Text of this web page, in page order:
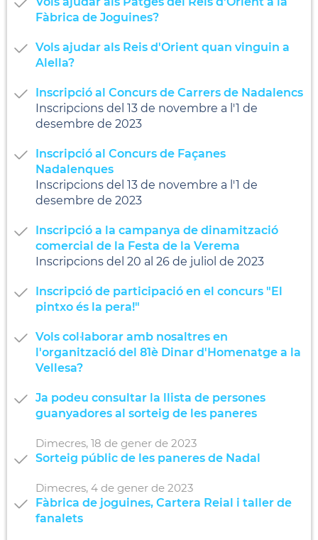
Fàbrica de Joguines?
Vols ajudar als Reis d'Orient quan vinguin a
Alella?
Inscripció al Concurs de Carrers de Nadalencs
Inscripcions del 13 de novembre a l'1 de
desembre de 2023
Inscripció al Concurs de Façanes
Nadalenques
Inscripcions del 13 de novembre a l'1 de
desembre de 2023
Inscripció a la campanya de dinamització
comercial de la Festa de la Verema
Inscripcions del 20 al 26 de juliol de 2023
Inscripció de participació en el concurs "El
pintxo és la pera!"
Vols col·laborar amb nosaltres en
l'organització del 81è Dinar d'Homenatge a la
Vellesa?
Ja podeu consultar la llista de persones
guanyadores al sorteig de les paneres
Dimecres, 18 de gener de 2023
Sorteig públic de les paneres de Nadal
Dimecres, 4 de gener de 2023
Fàbrica de joguines, Cartera Reial i taller de
fanalets